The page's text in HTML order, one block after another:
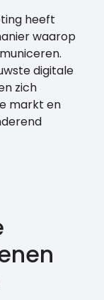
heeft
waarop
digitale
zich
markt en